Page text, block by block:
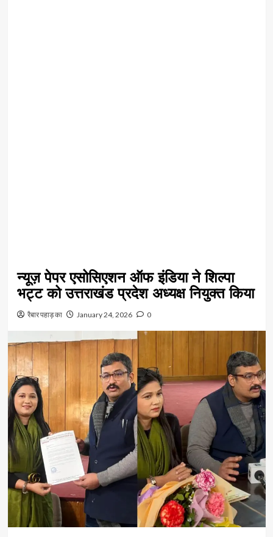
न्यूज़ पेपर एसोसिएशन ऑफ इंडिया ने शिल्पा
भट्ट को उत्तराखंड प्रदेश अध्यक्ष नियुक्त किया
रैबार पहाड़ का January 24, 2026 0